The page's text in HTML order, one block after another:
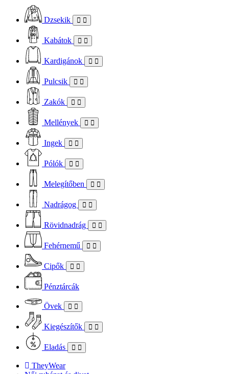
Dzsekik
Kabátok
Kardigánok
Pulcsik
Zakók
Mellények
Ingek
Pólók
Melegítőben
Nadrágog
Rövidnadrág
Fehérnemű
Cipők
Pénztárcák
Övek
Kiegészítők
Eladás
TheyWear